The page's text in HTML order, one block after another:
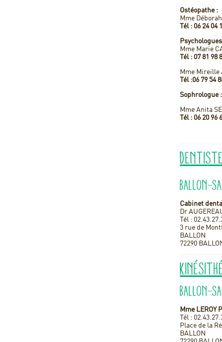
Ostéopathe :
Mme
Tél : 06 24 04
Mme Marie
Tél : 07 81 98
Mme Mireille
Tél :06 79 54
Sophrologue :
Mme Anita
Tél : 06 20 96
Ballon-
Cabinet
Dr
Tél :
3 rue de
BALLON
72290
Ballon-
Mme LEROY
Tél :
Place de la
BALLON